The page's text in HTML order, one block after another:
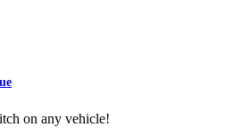
on any vehicle!